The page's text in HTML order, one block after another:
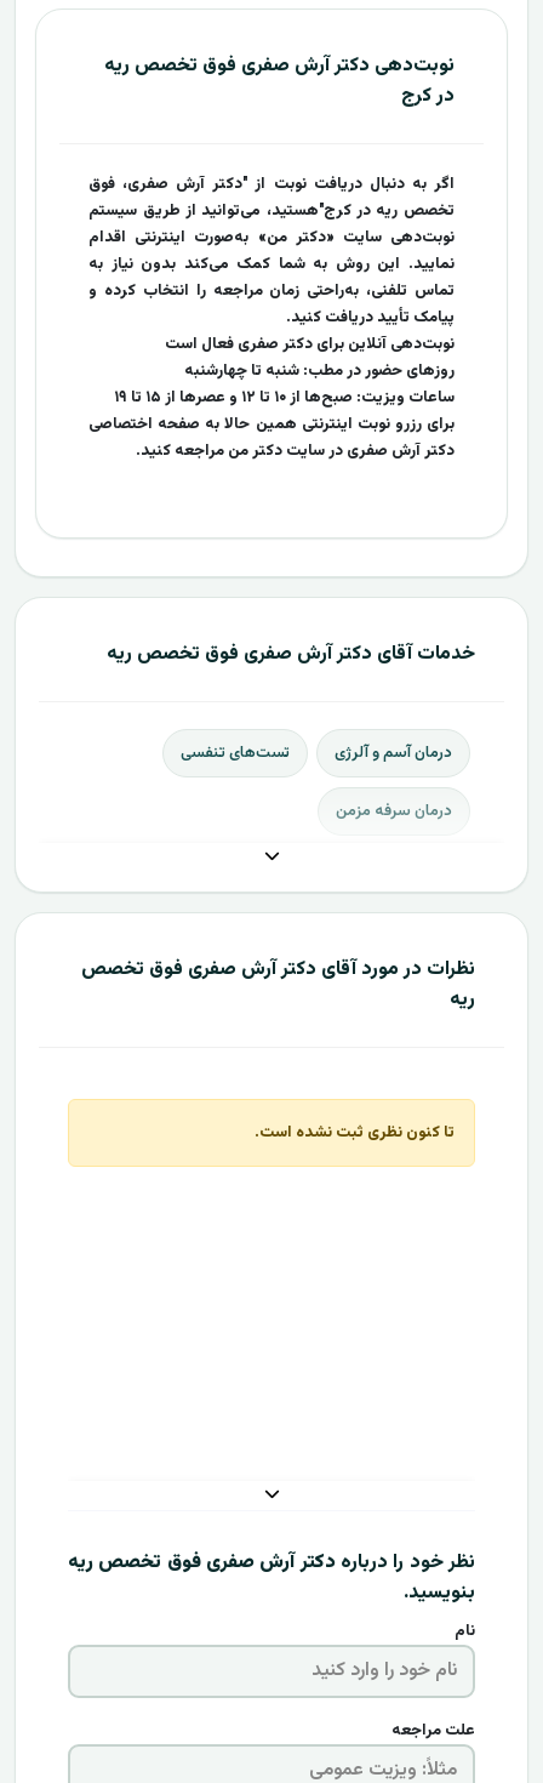
نوبت‌دهی دکتر آرش صفری فوق تخصص ریه
در کرج
اگر به دنبال دریافت نوبت از "دکتر آرش صفری، فوق
تخصص ریه در کرج"هستید، می‌توانید از طریق سیستم
نوبت‌دهی سایت «دکتر من» به‌صورت اینترنتی اقدام
نمایید. این روش به شما کمک می‌کند بدون نیاز به
تماس تلفنی، به‌راحتی زمان مراجعه را انتخاب کرده و
پیامک تأیید دریافت کنید.
نوبت‌دهی آنلاین برای دکتر صفری فعال است
روزهای حضور در مطب: شنبه تا چهارشنبه
ساعات ویزیت: صبح‌ها از ۱۰ تا ۱۲ و عصرها از ۱۵ تا ۱۹
برای رزرو نوبت اینترنتی همین حالا به صفحه اختصاصی
دکتر آرش صفری در سایت دکتر من مراجعه کنید.
خدمات آقای دکتر آرش صفری فوق تخصص ریه
درمان آسم و آلرژی تست‌های تنفسی
درمان سرفه مزمن
نظرات در مورد آقای دکتر آرش صفری فوق تخصص
ریه
تا کنون نظری ثبت نشده است.
نظر خود را دربارهدکتر آرش صفری فوق تخصص ریه
بنویسید.
نام
علت مراجعه